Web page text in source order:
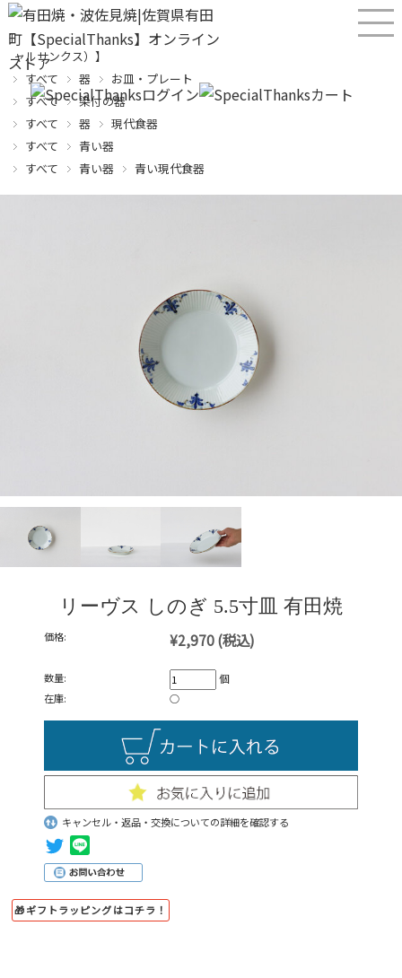
産直！有田焼、波佐見焼オンラインショップ【SPECIALTHANKS（スペシ
ャルサンクス）】
すべて
器
お皿・プレート
すべて
染付の器
すべて
器
現代食器
すべて
青い器
すべて
青い器 青い現代食器
リーヴス しのぎ 5.5寸皿 有田焼
価格: ¥2,970(税込)
数量:
個
在庫:
○
キャンセル・返品・交換についての詳細を確認する
🎁ギフトラッピングはコチラ！